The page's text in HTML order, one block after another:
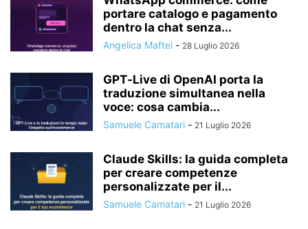
portare catalogo e pagamento
dentro la chat senza...
Angelica Maftei - 28 Luglio 2026
GPT‑Live di OpenAI porta la
traduzione simultanea nella
voce: cosa cambia...
Samuele Camatari - 21 Luglio 2026
Claude Skills: la guida completa
per creare competenze
personalizzate per il...
Samuele Camatari - 21 Luglio 2026